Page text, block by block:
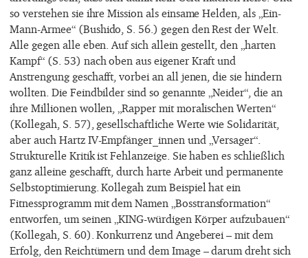
so verstehen sie ihre Mission als einsame Helden, als „Ein-
Mann-Armee“ (Bushido, S. 56.) gegen den Rest der Welt.
Alle gegen alle eben. Auf sich allein gestellt, den „harten
Kampf“ (S. 53) nach oben aus eigener Kraft und
Anstrengung geschafft, vorbei an all jenen, die sie hindern
wollten. Die Feindbilder sind so genannte „Neider“, die an
ihre Millionen wollen, „Rapper mit moralischen Werten“
(Kollegah, S. 57), gesellschaftliche Werte wie Solidarität,
aber auch Hartz IV-Empfänger_innen und „Versager“.
Strukturelle Kritik ist Fehlanzeige. Sie haben es schließlich
ganz alleine geschafft, durch harte Arbeit und permanente
Selbstoptimierung. Kollegah zum Beispiel hat ein
Fitnessprogramm mit dem Namen „Bosstransformation“
entworfen, um seinen „KING-würdigen Körper aufzubauen“
(Kollegah, S. 60). Konkurrenz und Angeberei – mit dem
Erfolg, den Reichtümern und dem Image – darum dreht sich